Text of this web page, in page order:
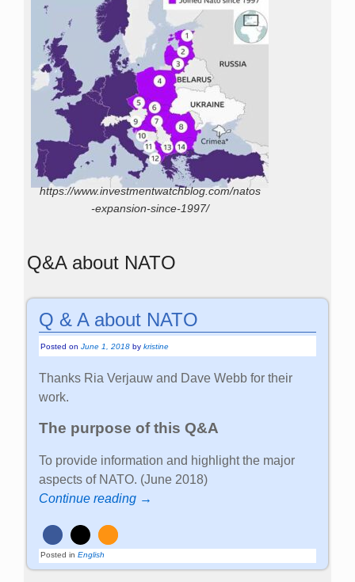
https://www.investmentwatchblog.com/natos
-expansion-since-1997/
Q&A about NATO
Q & A about NATO
Posted onJune 1, 2018 bykristine
Thanks Ria Verjauw and Dave Webb for their
work.
The purpose of this Q&A
To provide information and highlight the major
aspects of NATO. (June 2018)
Continue reading →
Posted in English